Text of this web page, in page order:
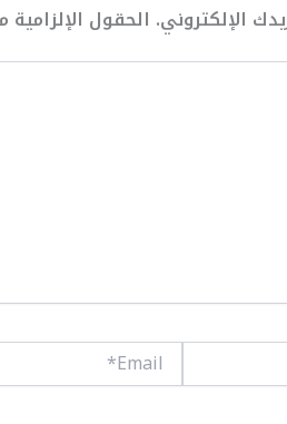
الإلكتروني. الحقول الإلزامية
Email*